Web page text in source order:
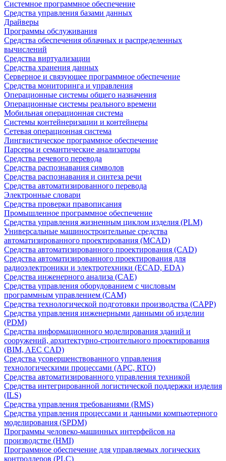
Системное программное обеспечение
Средства управления базами данных
Драйверы
Программы обслуживания
Средства обеспечения облачных и распределенных
вычислений
Средства виртуализации
Средства хранения данных
Серверное и связующее программное обеспечение
Средства мониторинга и управления
Операционные системы общего назначения
Операционные системы реального времени
Мобильная операционная система
Системы контейнеризации и контейнеры
Сетевая операционная система
Лингвистическое программное обеспечение
Парсеры и семантические анализаторы
Средства речевого перевода
Средства распознавания символов
Средства распознавания и синтеза речи
Средства автоматизированного перевода
Электронные словари
Средства проверки правописания
Промышленное программное обеспечение
Средства управления жизненным циклом изделия (PLM)
Универсальные машиностроительные средства
автоматизированного проектирования (MCAD)
Средства автоматизированного проектирования (CAD)
Средства автоматизированного проектирования для
радиоэлектроники и электротехники (ECAD, EDA)
Средства инженерного анализа (CAE)
Средства управления оборудованием с числовым
программным управлением (CAM)
Средства технологической подготовки производства (CAPP)
Средства управления инженерными данными об изделии
(PDM)
Средства информационного моделирования зданий и
сооружений, архитектурно-строительного проектирования
(BIM, AEC CAD)
Средства усовершенствованного управления
технологическими процессами (APC, RTO)
Средства автоматизированного управления техникой
Средства интегрированной логистической поддержки изделия
(ILS)
Средства управления требованиями (RMS)
Средства управления процессами и данными компьютерного
моделирования (SPDM)
Программы человеко-машинных интерфейсов на
производстве (HMI)
Программное обеспечение для управляемых логических
контроллеров (PLC)